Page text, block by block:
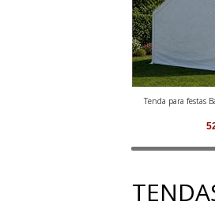
Tenda para festas